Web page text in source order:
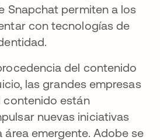
Snapchat permiten a los
con tecnologías de
del contenido
las grandes empresas
contenido están
nuevas iniciativas
emergente. Adobe se